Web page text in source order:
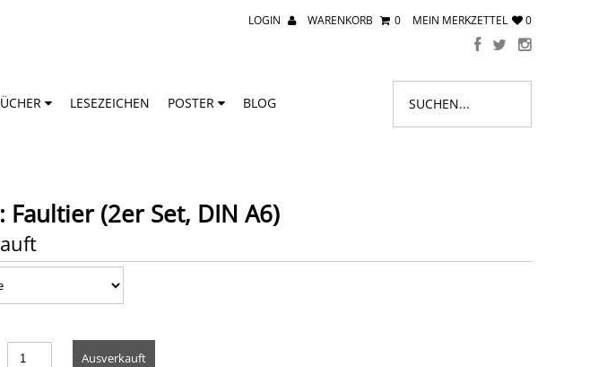
LOGIN WARENKORB 0 MEIN MERKZETTEL 0
LESEZEICHEN POSTER BLOG
Faultier (2er Set, DIN A6)